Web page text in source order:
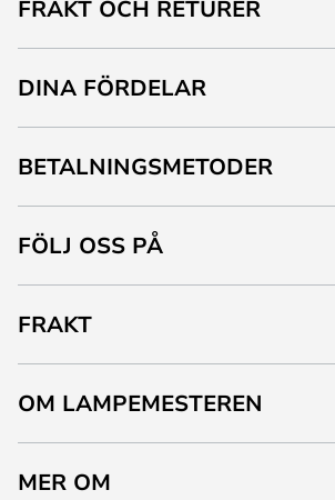
FRAKT OCH RETURER
DINA FÖRDELAR
BETALNINGSMETODER
FÖLJ OSS PÅ
FRAKT
OM LAMPEMESTEREN
MER OM